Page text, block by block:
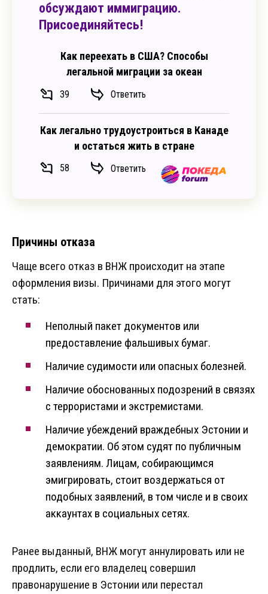
обсуждают иммиграцию.
Присоединяйтесь!
Как переехать в США? Способы
легальной миграции за океан
39 Ответить
Как легально трудоустроиться в Канаде
и остаться жить в стране
58 Ответить
Причины отказа
Чаще всего отказ в ВНЖ происходит на этапе
оформления визы. Причинами для этого могут
стать:
Неполный пакет документов или
предоставление фальшивых бумаг.
Наличие судимости или опасных болезней.
Наличие обоснованных подозрений в связях
с террористами и экстремистами.
Наличие убеждений враждебных Эстонии и
демократии. Об этом судят по публичным
заявлениям. Лицам, собирающимся
эмигрировать, стоит воздержаться от
подобных заявлений, в том числе и в своих
аккаунтах в социальных сетях.
Ранее выданный, ВНЖ могут аннулировать или не
продлить, если его владелец совершил
правонарушение в Эстонии или перестал